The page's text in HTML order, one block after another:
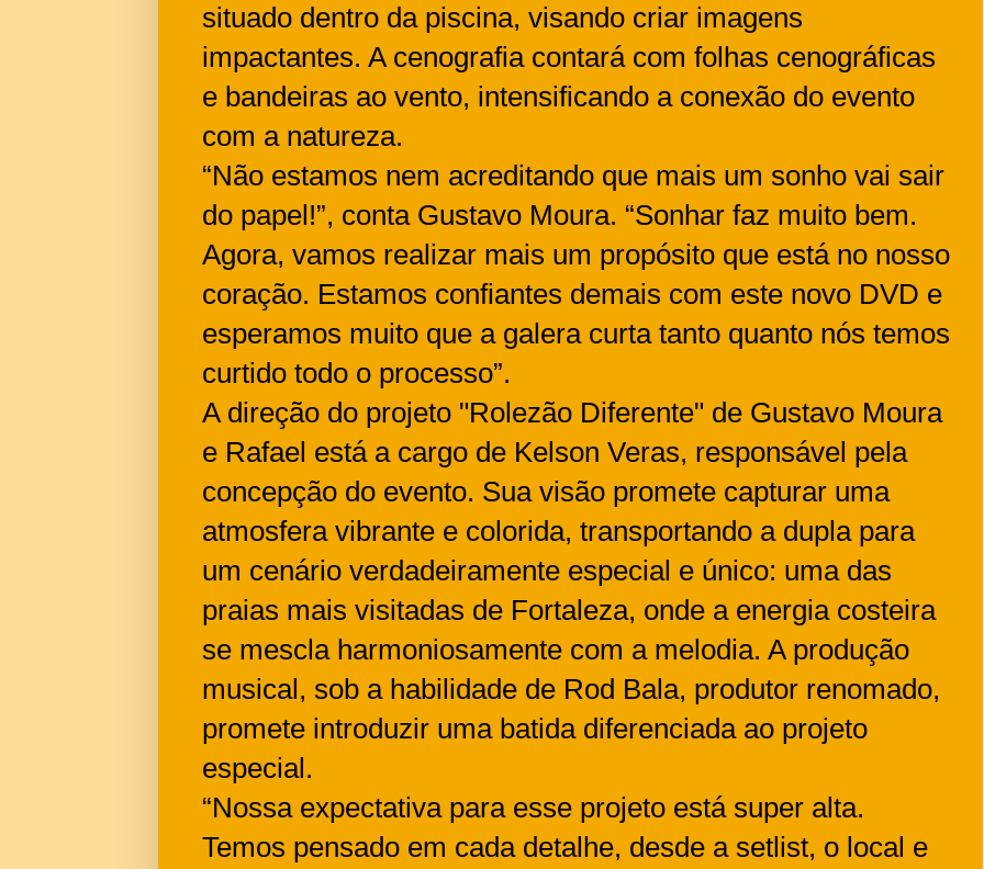
situado dentro da piscina, visando criar imagens
impactantes. A cenografia contará com folhas cenográficas
e bandeiras ao vento, intensificando a conexão do evento
com a natureza.
“Não estamos nem acreditando que mais um sonho vai sair
do papel!”, conta Gustavo Moura. “Sonhar faz muito bem.
Agora, vamos realizar mais um propósito que está no nosso
coração. Estamos confiantes demais com este novo DVD e
esperamos muito que a galera curta tanto quanto nós temos
curtido todo o processo”.
A direção do projeto "Rolezão Diferente" de Gustavo Moura
e Rafael está a cargo de Kelson Veras, responsável pela
concepção do evento. Sua visão promete capturar uma
atmosfera vibrante e colorida, transportando a dupla para
um cenário verdadeiramente especial e único: uma das
praias mais visitadas de Fortaleza, onde a energia costeira
se mescla harmoniosamente com a melodia. A produção
musical, sob a habilidade de Rod Bala, produtor renomado,
promete introduzir uma batida diferenciada ao projeto
especial.
“Nossa expectativa para esse projeto está super alta.
Temos pensado em cada detalhe, desde a setlist, o local e